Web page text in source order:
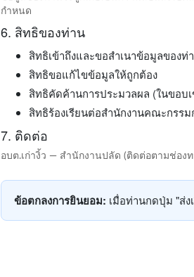
กำหนด
6. สิทธิของท่าน
สิทธิเข้าถึงและขอสำเนาข้อมูลของท่
สิทธิขอแก้ไขข้อมูลให้ถูกต้อง
สิทธิคัดค้านการประมวลผล (ในขอ
สิทธิร้องเรียนต่อสำนักงานคณะกรร
7. ติดต่อ
อบต.เก่างิ้ว — สำนักงานปลัด (ติดต่อตามช่อง
ข้อตกลงการยินยอม: เมื่อท่านกดปุ่ม "ส่